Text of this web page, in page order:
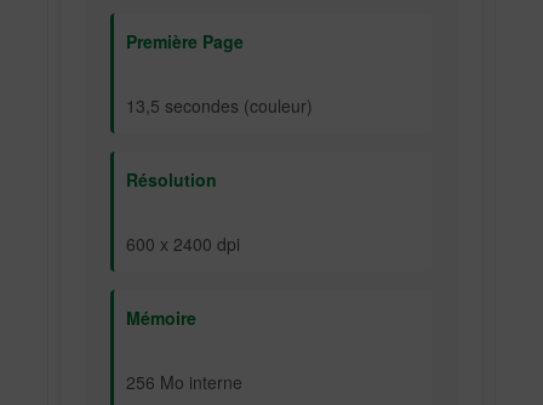
Première Page
13,5 secondes (couleur)
Résolution
600 x 2400 dpi
Mémoire
256 Mo interne